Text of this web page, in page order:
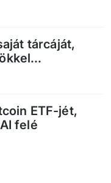
tárcáját,
ETF-jét,
felé